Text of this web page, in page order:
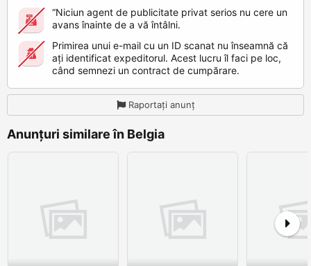
“Niciun agent de publicitate privat serios nu cere un
avans înainte de a vă întâlni.
Primirea unui e-mail cu un ID scanat nu înseamnă că
ați identificat expeditorul. Acest lucru îl faci pe loc,
când semnezi un contract de cumpărare.
Raportați anunț
Anunțuri similare în Belgia